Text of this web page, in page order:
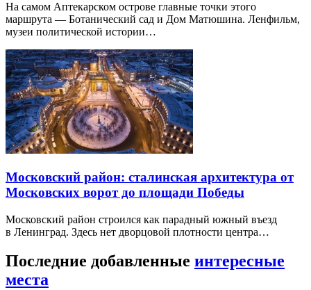
На самом Аптекарском острове главные точки этого
маршрута — Ботанический сад и Дом Матюшина. Ленфильм,
музеи политической истории…
Московский район: сталинская архитектура от
Московских ворот до площади Победы
Московский район строился как парадный южный въезд
в Ленинград. Здесь нет дворцовой плотности центра…
Последние добавленные интересные
места